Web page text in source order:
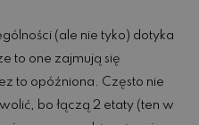
(ale nie tyko) dotyka
to one zajmują się
to opóźniona. Często nie
bo łączą 2 etaty (ten w